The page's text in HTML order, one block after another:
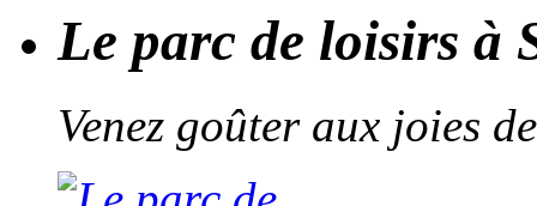
Le parc de loisirs à
Venez goûter aux joies